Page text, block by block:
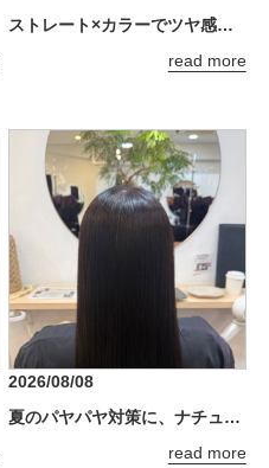
ストレート×カラーでツヤ感アップ♪
read more
2026/08/08
夏のパヤパヤ対策に、ナチュラルストレート
read more